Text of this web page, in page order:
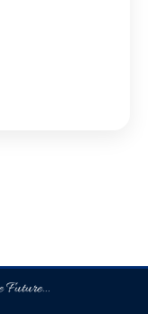
Future...